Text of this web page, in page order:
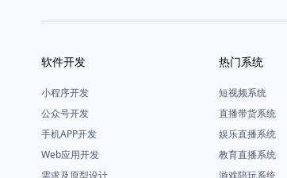
软件开发
小程序开发
公众号开发
手机APP开发
Web应用开发
需求及原型设计
热门系统
短视频系统
直播带货系统
娱乐直播系统
教育直播系统
游戏陪玩系统